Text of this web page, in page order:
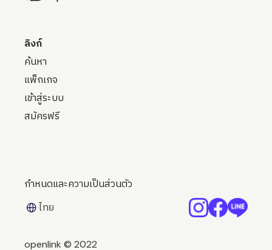
ไทย
ลิงก์
ค้นหา
แพ็กเกจ
เข้าสู่ระบบ
สมัครฟรี
กำหนดและความเป็นส่วนตัว
openlink © 2022